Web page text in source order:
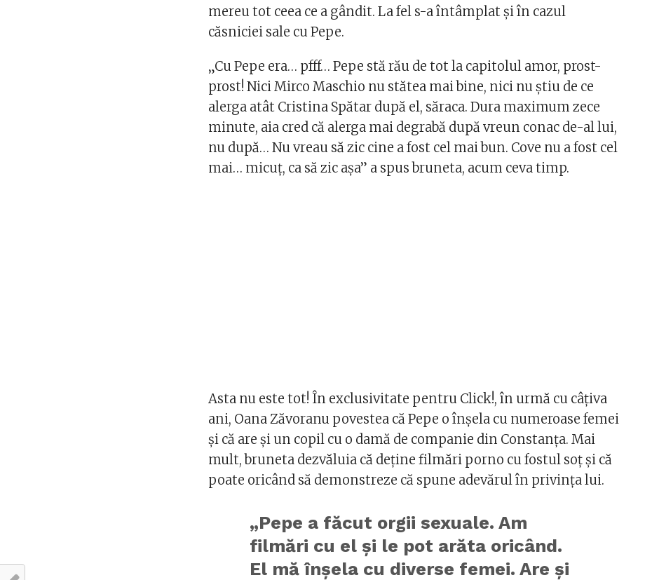
mereu tot ceea ce a gândit. La fel s-a întâmplat și în cazul
căsniciei sale cu Pepe.
„Cu Pepe era… pfff… Pepe stă rău de tot la capitolul amor, prost-
prost! Nici Mirco Maschio nu stătea mai bine, nici nu ştiu de ce
alerga atât Cristina Spătar după el, săraca. Dura maximum zece
minute, aia cred că alerga mai degrabă după vreun conac de-al lui,
nu după… Nu vreau să zic cine a fost cel mai bun. Cove nu a fost cel
mai… micuţ, ca să zic aşa” a spus bruneta, acum ceva timp.
Asta nu este tot! În exclusivitate pentru Click!, în urmă cu câțiva
ani, Oana Zăvoranu povestea că Pepe o înșela cu numeroase femei
și că are și un copil cu o damă de companie din Constanța. Mai
mult, bruneta dezvăluia că deține filmări porno cu fostul soț și că
poate oricând să demonstreze că spune adevărul în privința lui.
„Pepe a făcut orgii sexuale. Am
filmări cu el şi le pot arăta oricând.
El mă înşela cu diverse femei. Are şi